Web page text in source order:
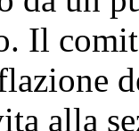
Il
alla